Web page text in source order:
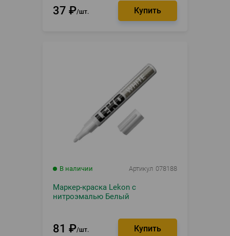
37 ₽ шт.
В наличии Артикул 078188
Маркер-краска Lekon с
нитроэмалью Белый
81 ₽ шт.